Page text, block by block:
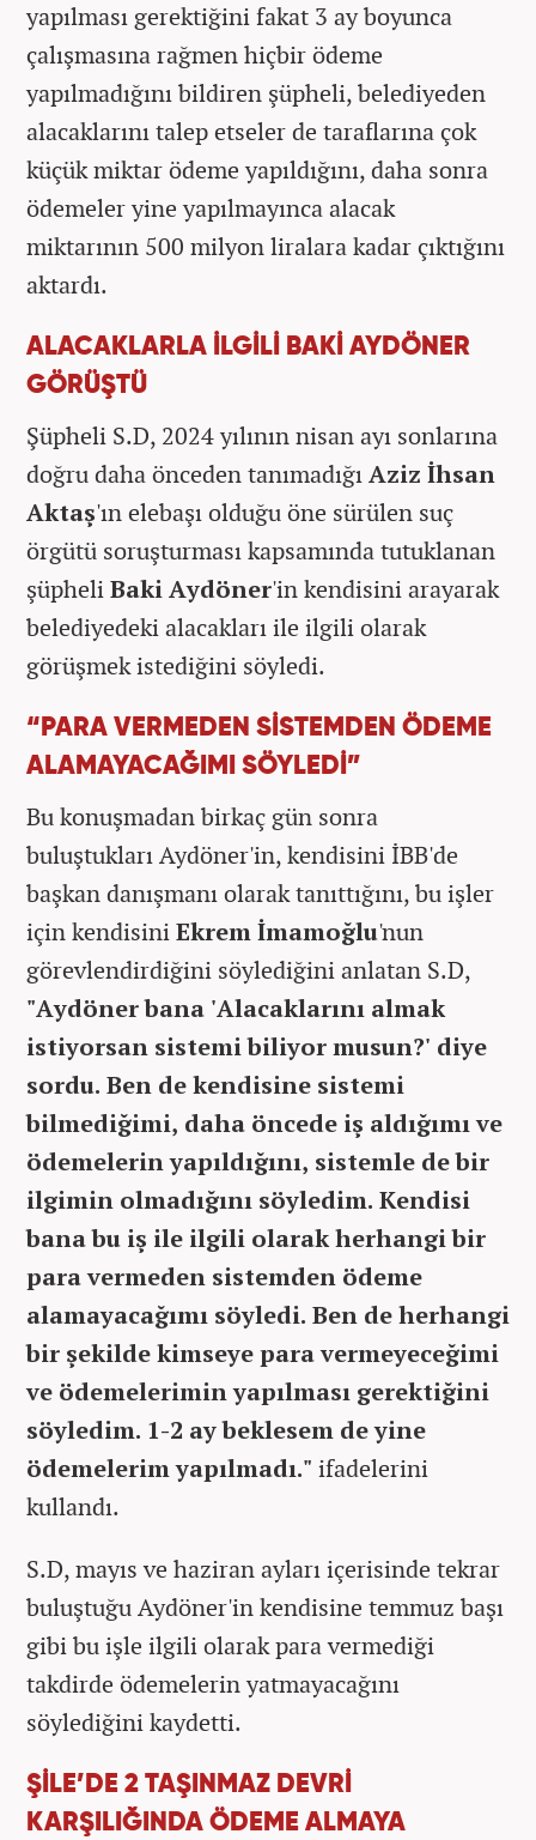
yapılması gerektiğini fakat 3 ay boyunca
çalışmasına rağmen hiçbir ödeme
yapılmadığını bildiren şüpheli, belediyeden
alacaklarını talep etseler de taraflarına çok
küçük miktar ödeme yapıldığını, daha sonra
ödemeler yine yapılmayınca alacak
miktarının 500 milyon liralara kadar çıktığını
aktardı.
ALACAKLARLA İLGİLİ BAKİ AYDÖNER
GÖRÜŞTÜ
Şüpheli S.D, 2024 yılının nisan ayı sonlarına
doğru daha önceden tanımadığıAziz İhsan
Aktaş'ın elebaşı olduğu öne sürülen suç
örgütü soruşturması kapsamında tutuklanan
şüpheliBaki Aydöner'in kendisini arayarak
belediyedeki alacakları ile ilgili olarak
görüşmek istediğini söyledi.
“PARA VERMEDEN SİSTEMDEN ÖDEME
ALAMAYACAĞIMI SÖYLEDİ”
Bu konuşmadan birkaç gün sonra
buluştukları Aydöner'in, kendisini İBB'de
başkan danışmanı olarak tanıttığını, bu işler
için kendisiniEkrem İmamoğlu'nun
görevlendirdiğini söylediğini anlatan S.D,
"Aydöner bana 'Alacaklarını almak
istiyorsan sistemi biliyor musun?' diye
sordu. Ben de kendisine sistemi
bilmediğimi, daha öncede iş aldığımı ve
ödemelerin yapıldığını, sistemle de bir
ilgimin olmadığını söyledim. Kendisi
bana bu iş ile ilgili olarak herhangi bir
para vermeden sistemden ödeme
alamayacağımı söyledi. Ben de herhangi
bir şekilde kimseye para vermeyeceğimi
ve ödemelerimin yapılması gerektiğini
söyledim. 1-2 ay beklesem de yine
ödemelerim yapılmadı." ifadelerini
kullandı.
S.D, mayıs ve haziran ayları içerisinde tekrar
buluştuğu Aydöner'in kendisine temmuz başı
gibi bu işle ilgili olarak para vermediği
takdirde ödemelerin yatmayacağını
söylediğini kaydetti.
ŞİLE’DE 2 TAŞINMAZ DEVRİ
KARŞILIĞINDA ÖDEME ALMAYA